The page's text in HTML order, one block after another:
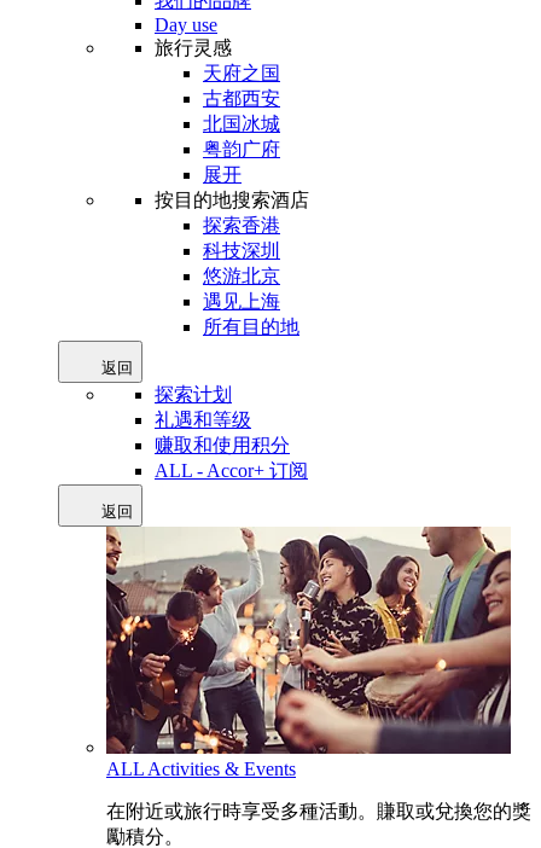
Day use
旅行灵感
天府之国
古都西安
北国冰城
粤韵广府
展开
按目的地搜索酒店
探索香港
科技深圳
悠游北京
遇见上海
所有目的地
返回
探索计划
礼遇和等级
赚取和使用积分
ALL - Accor+ 订阅
返回
ALL Activities & Events
在附近或旅行時享受多種活動。賺取或兌換您的獎
勵積分。